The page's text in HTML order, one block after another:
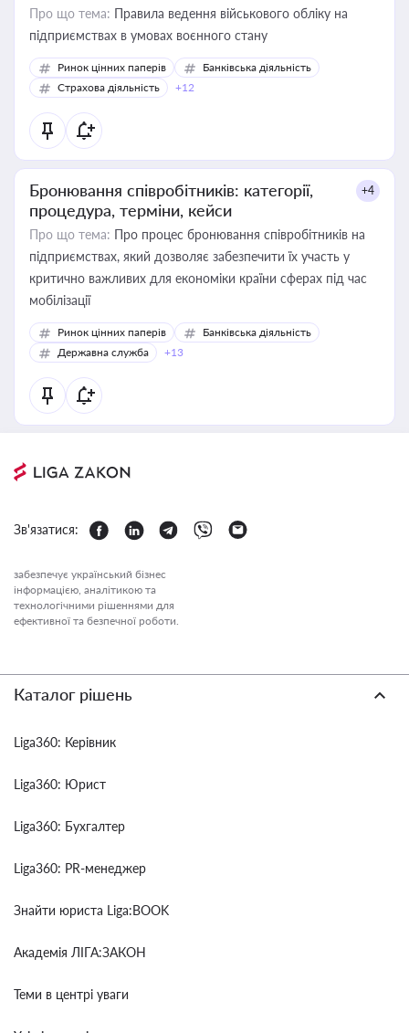
Про що тема: Правила ведення військового обліку на
підприємствах в умовах воєнного стану
Ринок цінних паперів
Банківська діяльність
Страхова діяльність
+12
Бронювання співробітників: категорії,
процедура, терміни, кейси
+4
Про що тема: Про процес бронювання співробітників на
підприємствах, який дозволяє забезпечити їх участь у
критично важливих для економіки країни сферах під час
мобілізації
Ринок цінних паперів
Банківська діяльність
Державна служба
+13
Зв'язатися:
забезпечує український бізнес
інформацією, аналітикою та
технологічними рішеннями для
ефективної та безпечної роботи.
Каталог рішень
Liga360: Керівник
Liga360: Юрист
Liga360: Бухгалтер
Liga360: PR-менеджер
Знайти юриста Liga:BOOK
Академія ЛІГА:ЗАКОН
Теми в центрі уваги